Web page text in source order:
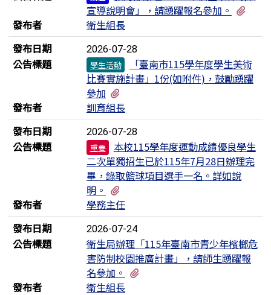
宣導說明會」，請踴躍報名參加。
發布者
衛生組長
發布日期
2026-07-28
公告標題 學生活動
「臺南市115學年度學生美術
比賽實施計畫」1份(如附件)，鼓勵踴躍
參加
發布者
訓育組長
發布日期
2026-07-28
公告標題 重要
本校115學年度運動成績優良學生
二次單獨招生已於115年7月28日辦理完
畢，錄取籃球項目選手一名。詳如說
明。
發布者
學務主任
發布日期
2026-07-24
公告標題
衛生局辦理「115年臺南市青少年檳榔危
害防制校園推廣計畫」，請師生踴躍報
名參加。
發布者
衛生組長